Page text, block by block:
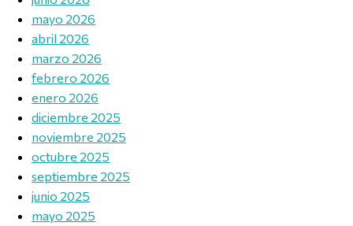
mayo 2026
abril 2026
marzo 2026
febrero 2026
enero 2026
diciembre 2025
noviembre 2025
octubre 2025
septiembre 2025
junio 2025
mayo 2025